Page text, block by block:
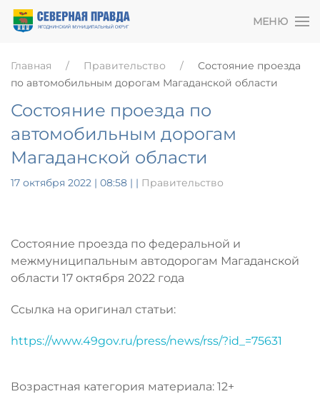
МЕНЮ
Главная Правительство
Состояние проезда
по автомобильным дорогам Магаданской области
Состояние проезда по
автомобильным дорогам
Магаданской области
17 октября 2022 | 08:58 | | Правительство
Состояние проезда по федеральной и
межмуниципальным автодорогам Магаданской
области 17 октября 2022 года
Ссылка на оригинал статьи:
https://www.49gov.ru/press/news/rss/?id_=75631
Возрастная категория материала: 12+